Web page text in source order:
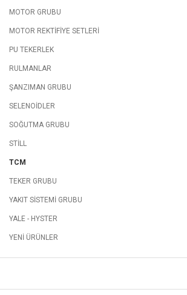
MOTOR GRUBU
MOTOR REKTİFİYE SETLERİ
PU TEKERLEK
RULMANLAR
ŞANZIMAN GRUBU
SELENOİDLER
SOĞUTMA GRUBU
STİLL
TCM
TEKER GRUBU
YAKIT SİSTEMİ GRUBU
YALE - HYSTER
YENİ ÜRÜNLER